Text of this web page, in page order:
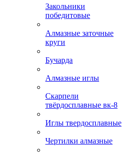
Закольники
победитовые
Алмазные заточные
круги
Бучарда
Алмазные иглы
Скарпели
твёрдосплавные вк-8
Иглы твердосплавные
Чертилки алмазные